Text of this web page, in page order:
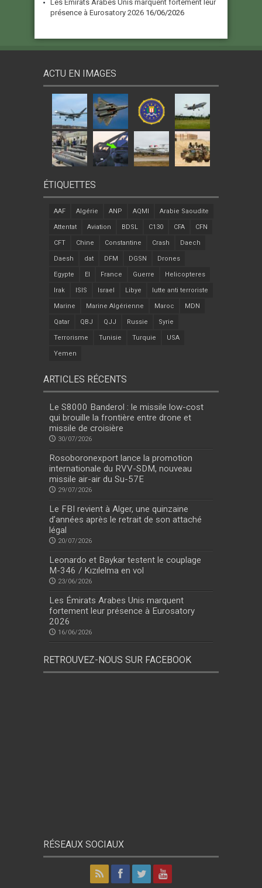
Les Émirats Arabes Unis marquent fortement leur
présence à Eurosatory 2026 16/06/2026
ACTU EN IMAGES
ÉTIQUETTES
AAF Algérie ANP AQMI Arabie Saoudite
Attentat Aviation BDSL C130 CFA CFN
CFT Chine Constantine Crash Daech
Daesh dat DFM DGSN Drones
Egypte EI France Guerre Helicopteres
Irak ISIS Israel Libye lutte anti terroriste
Marine Marine Algérienne Maroc MDN
Qatar QBJ QJJ Russie Syrie
Terrorisme Tunisie Turquie USA
Yemen
ARTICLES RÉCENTS
Le S8000 Banderol : le missile low-cost
qui brouille la frontière entre drone et
missile de croisière
30/07/2026
Rosoboronexport lance la promotion
internationale du RVV-SDM, nouveau
missile air-air du Su-57E
29/07/2026
Le FBI revient à Alger, une quinzaine
d’années après le retrait de son attaché
légal
20/07/2026
Leonardo et Baykar testent le couplage
M-346 / Kızılelma en vol
23/06/2026
Les Émirats Arabes Unis marquent
fortement leur présence à Eurosatory
2026
16/06/2026
RETROUVEZ-NOUS SUR FACEBOOK
RÉSEAUX SOCIAUX